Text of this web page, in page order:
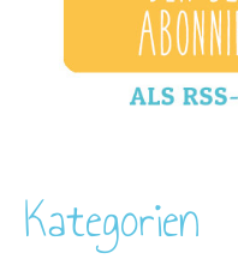
Kategorien